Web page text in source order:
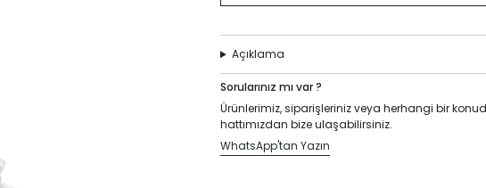
Açıklama
Sorularınız mı var ?
Ürünlerimiz, siparişleriniz veya herhangi bir
hattımızdan bize ulaşabilirsiniz.
WhatsApp'tan Yazın